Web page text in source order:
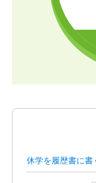
休学を履歴書に書